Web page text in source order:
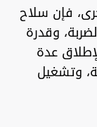
فإن سلاح
وقدرة
عدة
وتشغيل